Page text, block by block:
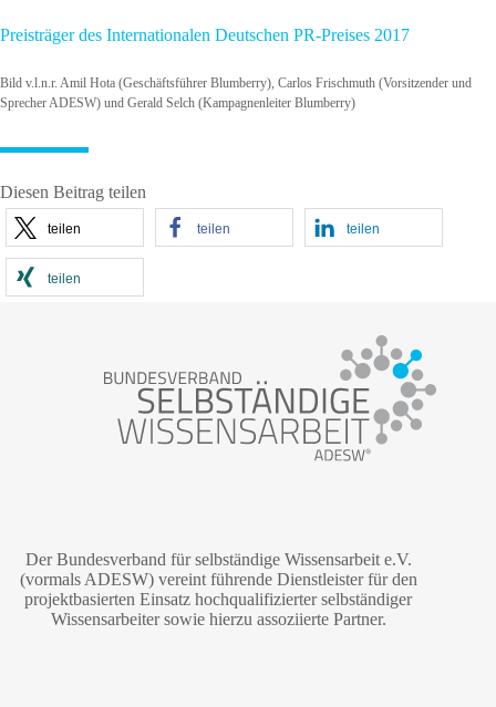
Preisträger des Internationalen Deutschen PR-Preises 2017
Bild v.l.n.r. Amil Hota (Geschäftsführer Blumberry), Carlos Frischmuth (Vorsitzender und
Sprecher ADESW) und Gerald Selch (Kampagnenleiter Blumberry)
Diesen Beitrag teilen
teilen teilen teilen
teilen
Der Bundesverband für selbständige Wissensarbeit e.V.
(vormals ADESW) vereint führende Dienstleister für den
projektbasierten Einsatz hochqualifizierter selbständiger
Wissensarbeiter sowie hierzu assoziierte Partner.